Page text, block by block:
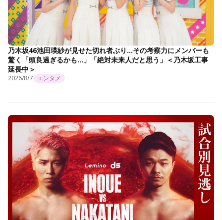
乃木坂46池田瑛紗が見せた切れ者ぶり…その考察力にメンバーも
驚く「頭良過ぎるかも…」「絶対未来人だと思う」＜乃木坂工事
延長中＞
2026/8/7 エンタメ